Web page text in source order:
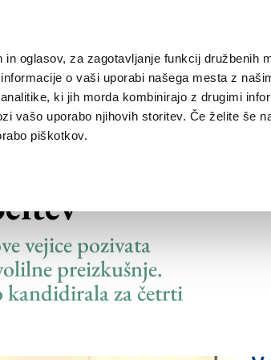
oglasov, za zagotavljanje funkcij družbenih
o vaši uporabi našega mesta z
ki jih morda kombinirajo z drugimi
vašo uporabo njihovih storitev. Če želite še
piškotkov.
GORIŠKA KULTURA ŠPORT ŠE
v
vejice pozivata
preizkušnje.
kandidirala za četrti